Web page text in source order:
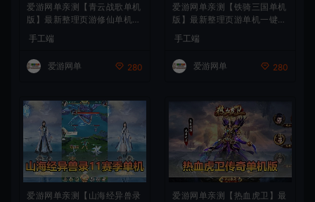
爱游网单亲测【青云战歌单机
版】最新整理页游修仙单机一
户端 GM后台 通用视频教学
+手工端文本教学
手工端
爱游网单 280
爱游网单亲测【铁骑三国单机
版】最新整理页游单机一键端
GM后台 通用视频教学+手工
端文本教学
手工端
爱游网单 280
爱游网单亲测【山海经异兽录
爱游网单亲测【热血虎卫】最